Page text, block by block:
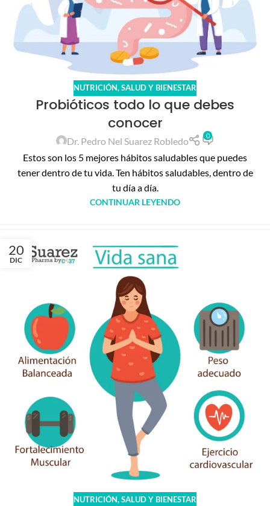
NUTRICIÓN,SALUD Y BIENESTAR
Probióticos todo lo que debes
conocer
Dr. Pedro Nel Suarez Robledo 0
Estos son los 5 mejores hábitos saludables que puedes
tener dentro de tu vida. Ten hábitos saludables, dentro de
tu día a día.
CONTINUAR LEYENDO
20
DIC
NUTRICIÓN,SALUD Y BIENESTAR